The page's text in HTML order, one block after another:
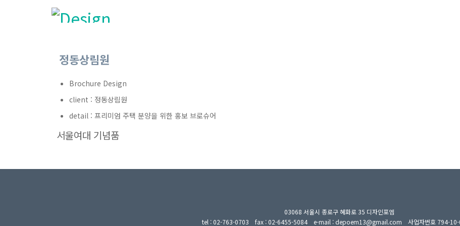
정동상림원
Brochure Design
client : 정동상림원
detail : 프리미엄 주택 분양을 위한 홍보 브로슈어
서울여대 기념품
03068 서울시 종로구 혜화로 35 디자인포엠
tel : 02-763-0703 fax : 02-6455-5084 e-mail : depoem13@gmail.com 사업자번호 794-10-